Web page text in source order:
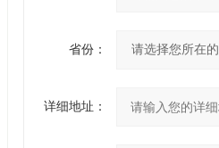
省份：
详细地址：